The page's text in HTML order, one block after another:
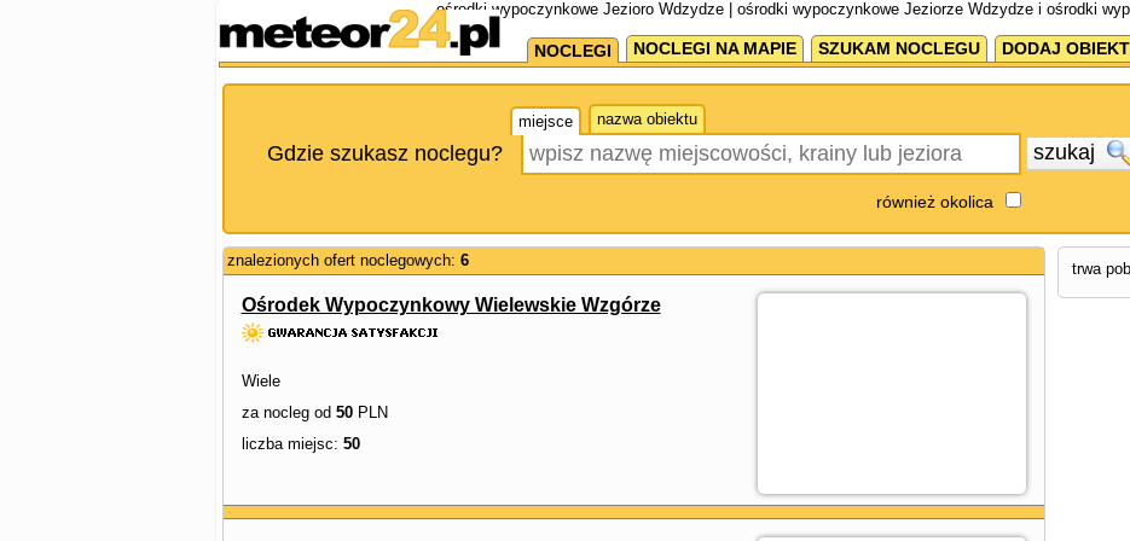
ośrodki wypoczynkowe Jezioro Wdzydze | ośrodki wypoczynkowe Jeziorze Wdzydze i ośrodki
NOCLEGI NOCLEGI NA MAPIE SZUKAM NOCLEGU DODAJ OBIEKT
miejsce nazwa obiektu
Gdzie szukasz noclegu? szukaj
również okolica
znalezionych ofert noclegowych: 6
Ośrodek Wypoczynkowy Wielewskie Wzgórze
Wiele
za nocleg od 50PLN
liczba miejsc: 50
trwa